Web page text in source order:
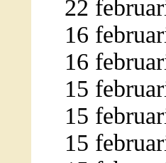
22
16
16
15
15
15